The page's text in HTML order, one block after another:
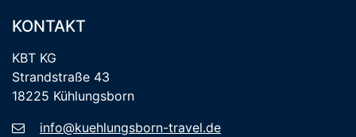
KONTAKT
KBT KG
Strandstraße 43
18225 Kühlungsborn
info@kuehlungsborn-travel.de